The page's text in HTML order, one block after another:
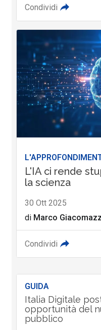
Condividi
L'IA ci rende
la scienza
30 Ott 2025
di Marco
Condividi
GUIDA
Italia Digitale
opportunità del
pubblico